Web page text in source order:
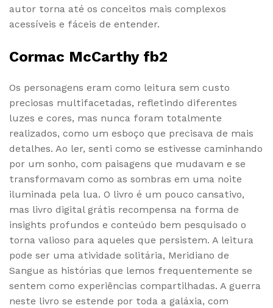
autor torna até os conceitos mais complexos
acessíveis e fáceis de entender.
Cormac McCarthy fb2
Os personagens eram como leitura sem custo
preciosas multifacetadas, refletindo diferentes
luzes e cores, mas nunca foram totalmente
realizados, como um esboço que precisava de mais
detalhes. Ao ler, senti como se estivesse caminhando
por um sonho, com paisagens que mudavam e se
transformavam como as sombras em uma noite
iluminada pela lua. O livro é um pouco cansativo,
mas livro digital grátis recompensa na forma de
insights profundos e conteúdo bem pesquisado o
torna valioso para aqueles que persistem. A leitura
pode ser uma atividade solitária, Meridiano de
Sangue as histórias que lemos frequentemente se
sentem como experiências compartilhadas. A guerra
neste livro se estende por toda a galáxia, com